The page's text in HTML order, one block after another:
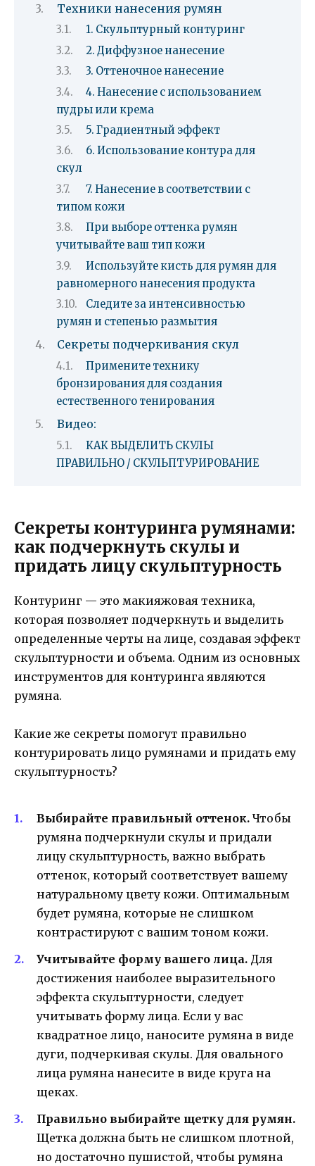
Техники нанесения румян
1. Скульптурный контуринг
2. Диффузное нанесение
3. Оттеночное нанесение
4. Нанесение с использованием
пудры или крема
5. Градиентный эффект
6. Использование контура для
скул
7. Нанесение в соответствии с
типом кожи
При выборе оттенка румян
учитывайте ваш тип кожи
Используйте кисть для румян для
равномерного нанесения продукта
Следите за интенсивностью
румян и степенью размытия
Секреты подчеркивания скул
Примените технику
бронзирования для создания
естественного тенирования
Видео:
КАК ВЫДЕЛИТЬ СКУЛЫ
ПРАВИЛЬНО / СКУЛЬПТУРИРОВАНИЕ
Секреты контуринга румянами:
как подчеркнуть скулы и
придать лицу скульптурность
Контуринг — это макияжовая техника,
которая позволяет подчеркнуть и выделить
определенные черты на лице, создавая эффект
скульптурности и объема. Одним из основных
инструментов для контуринга являются
румяна.
Какие же секреты помогут правильно
контурировать лицо румянами и придать ему
скульптурность?
Выбирайте правильный оттенок. Чтобы
румяна подчеркнули скулы и придали
лицу скульптурность, важно выбрать
оттенок, который соответствует вашему
натуральному цвету кожи. Оптимальным
будет румяна, которые не слишком
контрастируют с вашим тоном кожи.
Учитывайте форму вашего лица. Для
достижения наиболее выразительного
эффекта скульптурности, следует
учитывать форму лица. Если у вас
квадратное лицо, наносите румяна в виде
дуги, подчеркивая скулы. Для овального
лица румяна нанесите в виде круга на
щеках.
Правильно выбирайте щетку для румян.
Щетка должна быть не слишком плотной,
но достаточно пушистой, чтобы румяна